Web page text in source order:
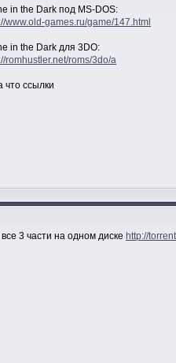
in the Dark под MS-DOS:
www.old-games.ru/game/147.html
in the Dark для 3DO:
romhustler.net/roms/3do/a
что ссылки
все 3 части на одном диске http://